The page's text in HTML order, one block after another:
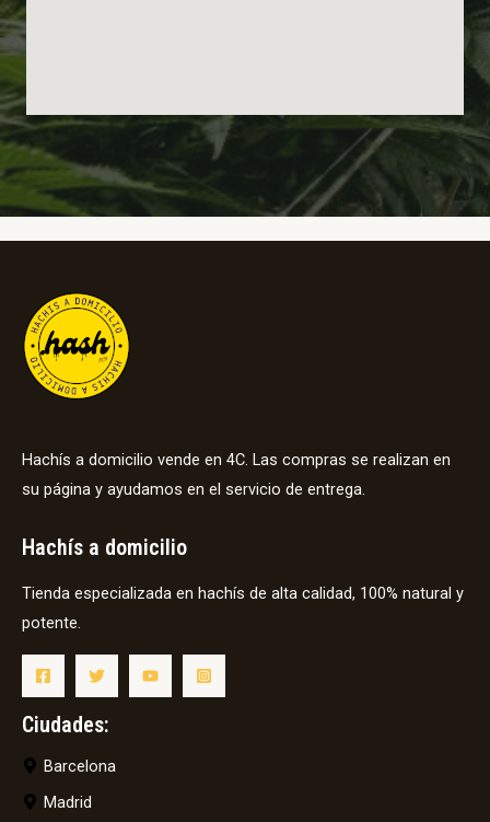
Hachís a domicilio vende en 4C. Las compras se realizan en
su página y ayudamos en el servicio de entrega.
Hachís a domicilio
Tienda especializada en hachís de alta calidad, 100% natural y
potente.
Ciudades:
Barcelona
Madrid